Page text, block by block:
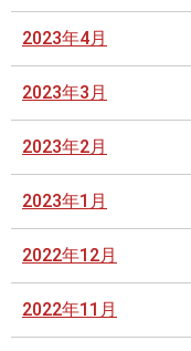
2023年4月
2023年3月
2023年2月
2023年1月
2022年12月
2022年11月